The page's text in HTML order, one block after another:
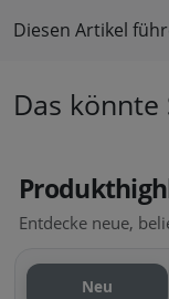
Diesen Artikel
Das könnte
Entdecke neue,
Neu